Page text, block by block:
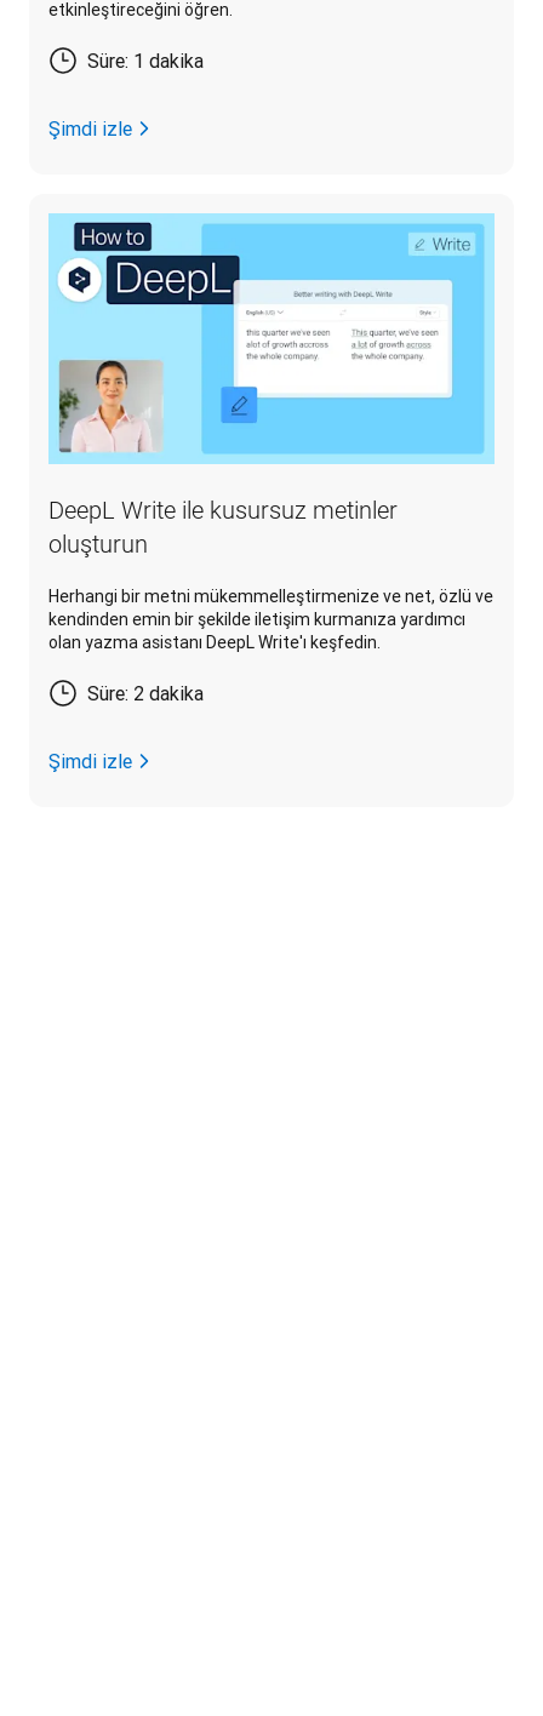
etkinleştireceğini öğren.
Süre: 1 dakika
Şimdi izle
DeepL Write ile kusursuz metinler
oluşturun
Herhangi bir metni mükemmelleştirmenize ve net, özlü ve
kendinden emin bir şekilde iletişim kurmanıza yardımcı
olan yazma asistanı DeepL Write'ı keşfedin.
Süre: 2 dakika
Şimdi izle